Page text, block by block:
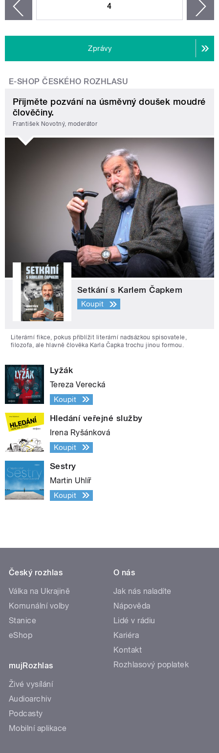
4
Zprávy
E-SHOP ČESKÉHO ROZHLASU
Přijměte pozvání na úsměvný doušek moudré
člověčiny.
František Novotný, moderátor
Setkání s Karlem Čapkem
Koupit
Literární fikce, pokus přiblížit literární nadsázkou spisovatele,
filozofa, ale hlavně člověka Karla Čapka trochu jinou formou.
Lyžák
Tereza Verecká
Koupit
Hledání veřejné služby
Irena Ryšánková
Koupit
Sestry
Martin Uhlíř
Koupit
Český rozhlas
Válka na Ukrajině
Komunální volby
Stanice
eShop
mujRozhlas
Živé vysílání
Audioarchiv
Podcasty
Mobilní aplikace
O nás
Jak nás naladíte
Nápověda
Lidé v rádiu
Kariéra
Kontakt
Rozhlasový poplatek